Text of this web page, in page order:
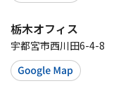
栃木オフィス
宇都宮市西川田6-4-8